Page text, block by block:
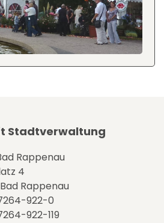
Stadtverwaltung
Rappenau
4
Rappenau
922-0
922-119